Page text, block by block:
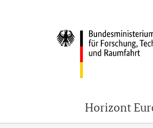
Horizont